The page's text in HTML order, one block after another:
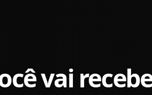
vai